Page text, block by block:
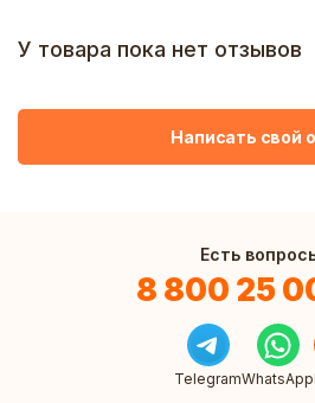
У товара пока нет отзывов
Написать свой
Есть
8 800 25
TelegramWhatsApp